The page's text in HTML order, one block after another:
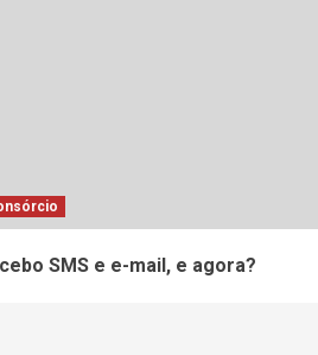
SMS e e-mail, e agora?